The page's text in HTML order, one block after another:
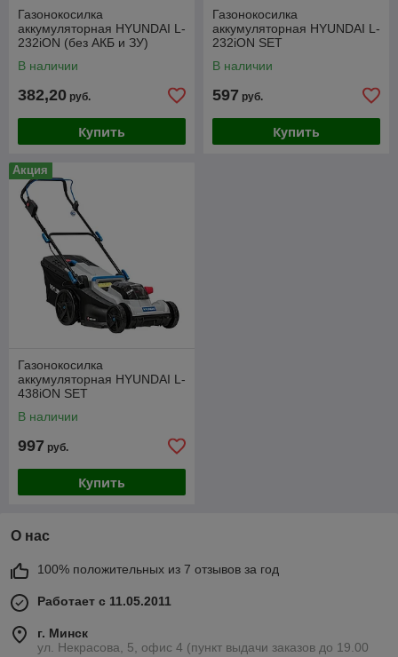
Газонокосилка
аккумуляторная HYUNDAI L-
232iON (без АКБ и ЗУ)
В наличии
382,20 руб.
Купить
Газонокосилка
аккумуляторная HYUNDAI L-
232iON SET
В наличии
597 руб.
Купить
Акция
Газонокосилка
аккумуляторная HYUNDAI L-
438iON SET
В наличии
997 руб.
Купить
О нас
100% положительных из 7 отзывов за год
Работает с 11.05.2011
г. Минск
ул. Некрасова, 5, офис 4 (пункт выдачи заказов до 19.00